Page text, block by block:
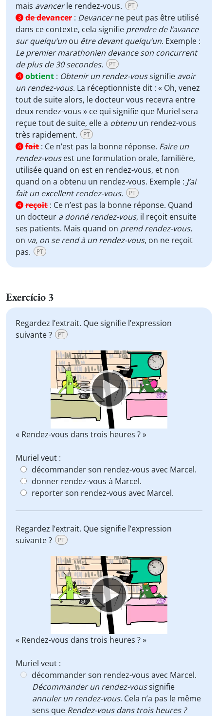
mais avancerle rendez-vous. PT
3 de devancer : Devancerne peut pas être utilisé
dans ce contexte, cela signifie prendre de l’avance
sur quelqu’un ou être devant quelqu’un. Exemple :
Le premier marathonien devance son concurrent
de plus de 30 secondes.
PT
4 obtient : Obtenir un rendez-voussignifie avoir
un rendez-vous. La réceptionniste dit : « Oh, venez
tout de suite alors, le docteur vous recevra entre
deux rendez-vous » ce qui signifie que Muriel sera
reçue tout de suite, elle a obtenuun rendez-vous
très rapidement.
PT
4 fait : Ce n’est pas la bonne réponse. Faire un
rendez-vousest une formulation orale, familière,
utilisée quand on est en rendez-vous, et non
quand on a obtenu un rendez-vous. Exemple : J’ai
fait un excellent rendez-vous.
PT
4 reçoit : Ce n’est pas la bonne réponse. Quand
un docteur a donné rendez-vous, il reçoit ensuite
ses patients. Mais quand on prend rendez-vous,
on va, on se rend à un rendez-vous, on ne reçoit
pas.
PT
Exercício 3
Regardez l’extrait. Que signifie l’expression
suivante ?
PT
Video
Player
« Rendez-vous dans trois heures ? »
Muriel veut :
décommander son rendez-vous avec Marcel.
donner rendez-vous à Marcel.
reporter son rendez-vous avec Marcel.
Regardez l’extrait. Que signifie l’expression
suivante ?
PT
Video
Player
« Rendez-vous dans trois heures ? »
Muriel veut :
décommander son rendez-vous avec Marcel.
Décommander un rendez-voussignifie
annuler un rendez-vous. Cela n’a pas le même
sens que Rendez-vous dans trois heures ?